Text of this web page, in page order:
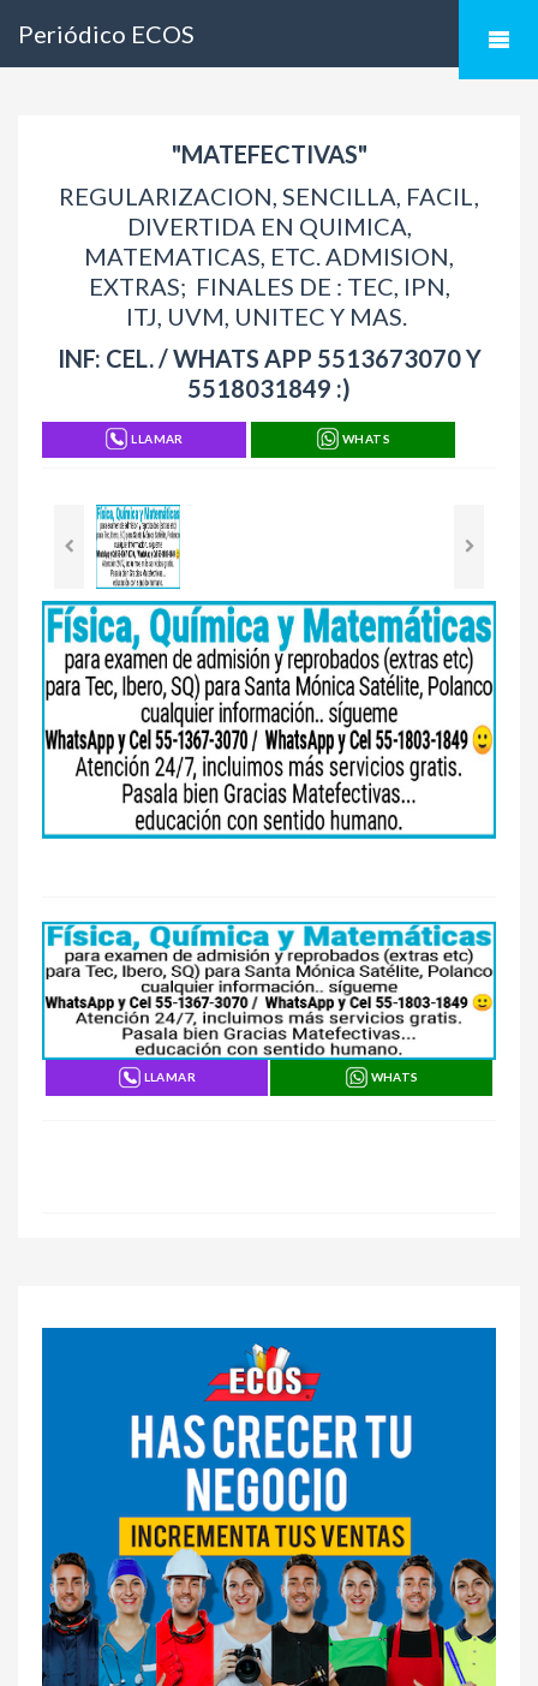
Periódico ECOS
"MATEFECTIVAS"
REGULARIZACION, SENCILLA, FACIL,
DIVERTIDA EN QUIMICA,
MATEMATICAS, ETC. ADMISION,
EXTRAS; FINALES DE : TEC, IPN,
ITJ, UVM, UNITEC Y MAS.
INF: CEL. / WHATS APP 5513673070 Y
5518031849 :)
LLAMAR WHATS
LLAMAR WHATS